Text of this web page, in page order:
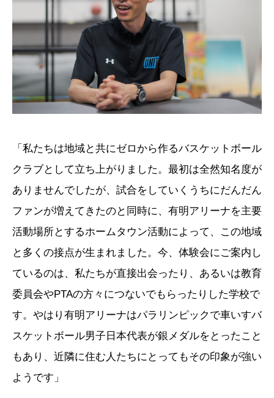
「私たちは地域と共にゼロから作るバスケットボール
クラブとして立ち上がりました。最初は全然知名度が
ありませんでしたが、試合をしていくうちにだんだん
ファンが増えてきたのと同時に、有明アリーナを主要
活動場所とするホームタウン活動によって、この地域
と多くの接点が生まれました。今、体験会にご案内し
ているのは、私たちが直接出会ったり、あるいは教育
委員会やPTAの方々につないでもらったりした学校で
す。やはり有明アリーナはパラリンピックで車いすバ
スケットボール男子日本代表が銀メダルをとったこと
もあり、近隣に住む人たちにとってもその印象が強い
ようです」